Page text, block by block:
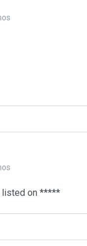
listed on *****